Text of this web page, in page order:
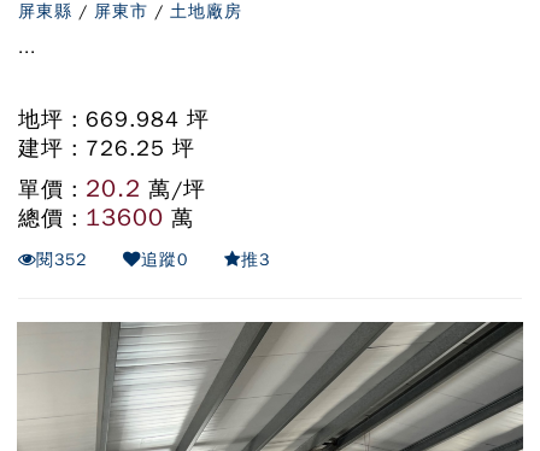
屏東縣 / 屏東市 / 土地廠房
...
地坪 : 669.984 坪
建坪 : 726.25 坪
單價 : 20.2 萬/坪
總價 : 13600 萬
閱352 追蹤0 推3